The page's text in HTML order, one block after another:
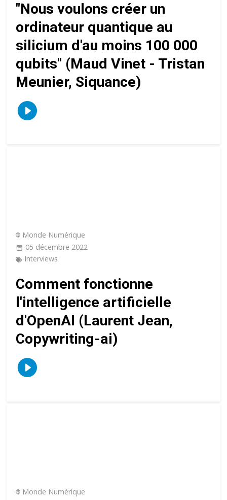
"Nous voulons créer un
ordinateur quantique au
silicium d'au moins 100 000
qubits" (Maud Vinet - Tristan
Meunier, Siquance)
Monde Numérique
05 décembre 2022
Interviews
Comment fonctionne
l'intelligence artificielle
d'OpenAI (Laurent Jean,
Copywriting-ai)
Monde Numérique